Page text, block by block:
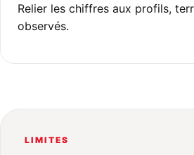
Relier les chiffres aux profils,
observés.
LIMITES